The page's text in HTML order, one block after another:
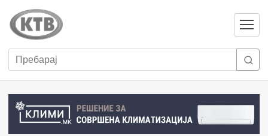
Отвори
мени
Пребарај